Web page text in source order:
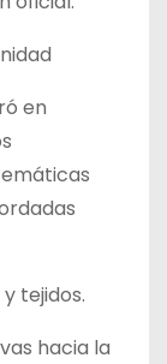
en
tejidos.
hacia la